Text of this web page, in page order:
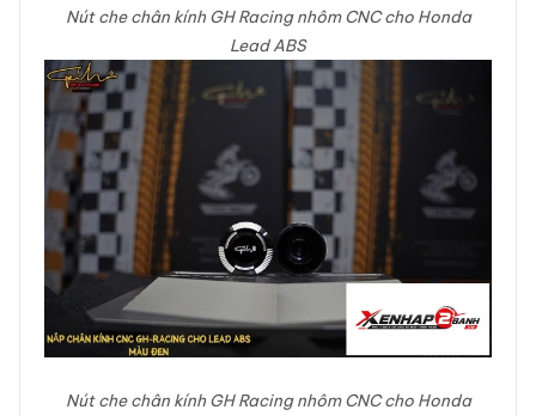
Nút che chân kính GH Racing nhôm CNC cho Honda
Lead ABS
Nút che chân kính GH Racing nhôm CNC cho Honda